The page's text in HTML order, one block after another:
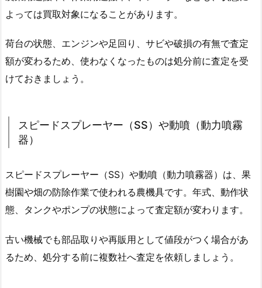
よっては買取対象になることがあります。
荷台の状態、エンジンや足回り、サビや破損の有無で査定
額が変わるため、使わなくなったものは処分前に査定を受
けておきましょう。
スピードスプレーヤー（SS）や動噴（動力噴霧
器）
スピードスプレーヤー（SS）や動噴（動力噴霧器）は、果
樹園や畑の防除作業で使われる農機具です。年式、動作状
態、タンクやポンプの状態によって査定額が変わります。
古い機械でも部品取りや再販用として値段がつく場合があ
るため、処分する前に複数社へ査定を依頼しましょう。